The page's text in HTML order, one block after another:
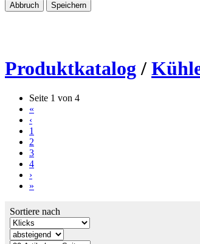
Abbruch Speichern
Produktkatalog /
Seite 1 von 4
«
‹
1
2
3
4
›
»
Sortiere nach